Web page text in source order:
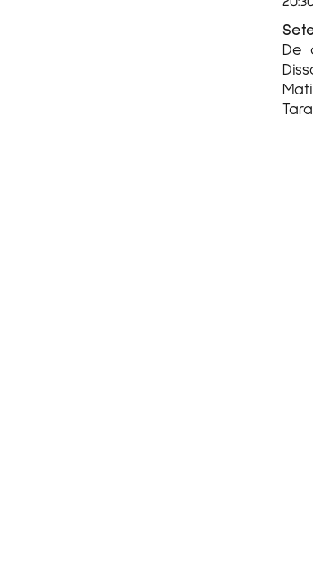
De